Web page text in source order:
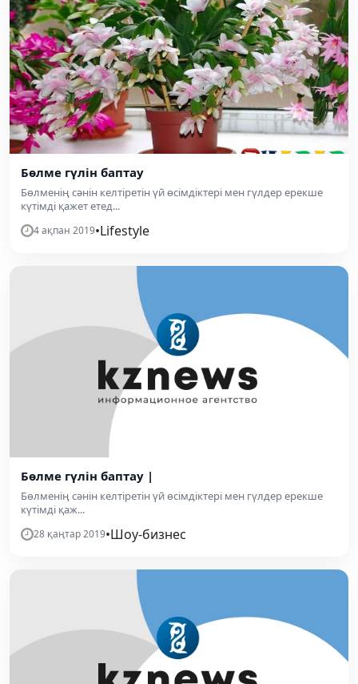
Бөлме гүлін баптау
Бөлменің сәнін келтіретін үй өсімдіктері мен гүлдер ерекше
күтімді қажет етед...
4 ақпан 2019•Lifestyle
Бөлме гүлін баптау |
Бөлменің сәнін келтіретін үй өсімдіктері мен гүлдер ерекше
күтімді қаж...
28 қаңтар 2019•Шоу-бизнес